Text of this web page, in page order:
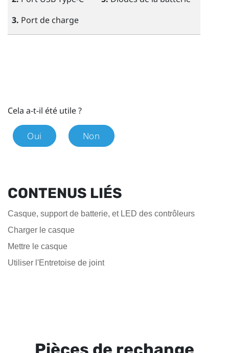
3. Port de charge
Cela a-t-il été utile ?
Oui Non
CONTENUS LIÉS
Casque, support de batterie, et LED des contrôleurs
Charger le casque
Mettre le casque
Utiliser l'Entretoise de joint